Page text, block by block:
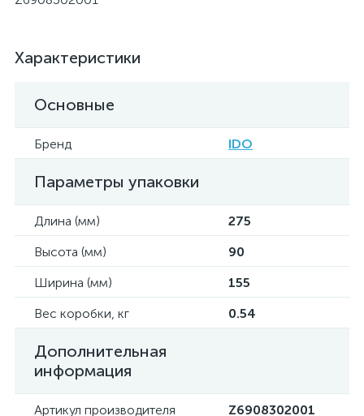
Характеристики
Основные
Бренд IDO
Параметры упаковки
Длина (мм)
275
Высота (мм)
90
Ширина (мм)
155
Вес коробки, кг
0.54
Дополнительная
информация
Артикул производителя
Z6908302001